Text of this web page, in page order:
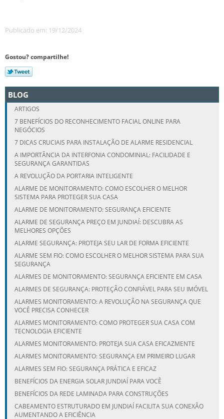
Publicado em: 19/12/2024
Gostou? compartilhe!
BLOG
ARTIGOS
7 BENEFÍCIOS DO RECONHECIMENTO FACIAL ONLINE PARA
NEGÓCIOS
7 DICAS CRUCIAIS PARA INSTALAÇÃO DE ALARME RESIDENCIAL
A IMPORTÂNCIA DA INTERFONIA CONDOMINIAL: FACILIDADE E
SEGURANÇA GARANTIDAS
A REVOLUÇÃO DA PORTARIA INTELIGENTE
ALARME DE MONITORAMENTO: COMO ESCOLHER O MELHOR
SISTEMA PARA PROTEGER SUA CASA
ALARME DE MONITORAMENTO: SEGURANÇA EFICIENTE
ALARME DE SEGURANÇA PREÇO EM JUNDIAÍ: DESCUBRA AS
MELHORES OPÇÕES
ALARME SEGURANÇA: PROTEJA SEU LAR DE FORMA EFICIENTE
ALARME SEM FIO: COMO ESCOLHER O MELHOR SISTEMA PARA SUA
SEGURANÇA
ALARMES DE MONITORAMENTO: SEGURANÇA EFICIENTE EM CASA
ALARMES DE SEGURANÇA: PROTEÇÃO CONFIÁVEL PARA SEU IMÓVEL
ALARMES MONITORAMENTO: A REVOLUÇÃO NA SEGURANÇA QUE
VOCÊ PRECISA CONHECER
ALARMES MONITORAMENTO: COMO PROTEGER SUA CASA COM
TECNOLOGIA EFICIENTE
ALARMES MONITORAMENTO: PROTEJA SUA CASA EFICAZMENTE
ALARMES MONITORAMENTO: SEGURANÇA EM PRIMEIRO LUGAR
ALARMES SEM FIO: SEGURANÇA PRÁTICA E EFICAZ
BENEFÍCIOS DA ENERGIA SOLAR JUNDIAÍ PARA VOCÊ
BENEFÍCIOS DA REDE LAMINADA PARA CONSTRUÇÕES
CABEAMENTO ESTRUTURADO EM JUNDIAÍ FACILITA SUA CONEXÃO
AUMENTANDO A EFICIÊNCIA